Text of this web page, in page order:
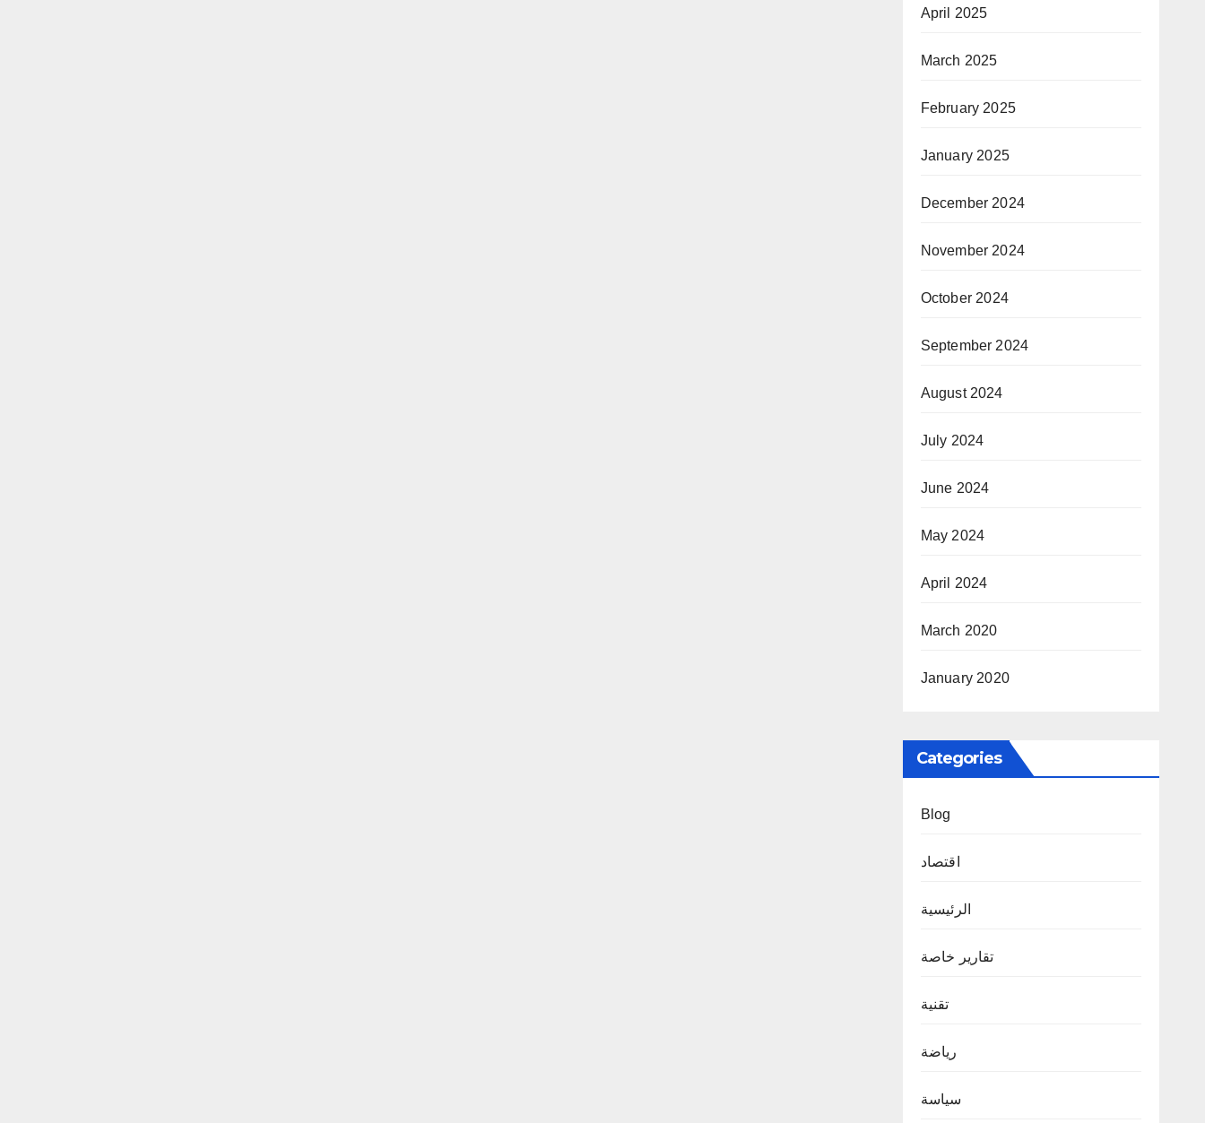
April 2025
March 2025
February 2025
January 2025
December 2024
November 2024
October 2024
September 2024
August 2024
July 2024
June 2024
May 2024
April 2024
March 2020
January 2020
Categories
Blog
اقتصاد
الرئيسية
تقارير خاصة
تقنية
رياضة
سياسة